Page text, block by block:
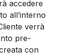
accedere
all’interno
verrà
pre-
con